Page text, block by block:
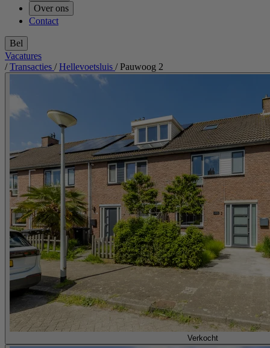
Over ons
Contact
Bel
Vacatures
/ Transacties / Hellevoetsluis / Pauwoog 2
Verkocht